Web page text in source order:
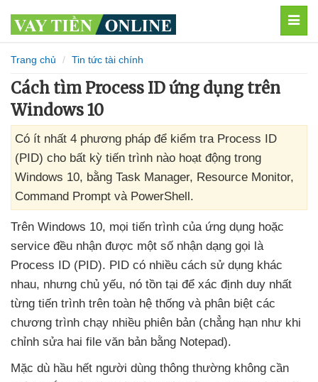
Trang chủ Tin tức tài chính
Cách tìm Process ID ứng dụng trên
Windows 10
Có ít nhất 4 phương pháp để kiểm tra Process ID
(PID) cho bất kỳ tiến trình nào hoạt động trong
Windows 10, bằng Task Manager, Resource Monitor,
Command Prompt và PowerShell.
Trên Windows 10, mọi tiến trình của ứng dụng hoặc
service đều nhận được một số nhận dạng gọi là
Process ID (PID). PID có nhiều cách sử dụng khác
nhau, nhưng chủ yếu, nó tồn tại để xác định duy nhất
từng tiến trình trên toàn hệ thống và phân biệt các
chương trình chạy nhiều phiên bản (chẳng hạn như khi
chỉnh sửa hai file văn bản bằng Notepad).
Mặc dù hầu hết người dùng thông thường không cần